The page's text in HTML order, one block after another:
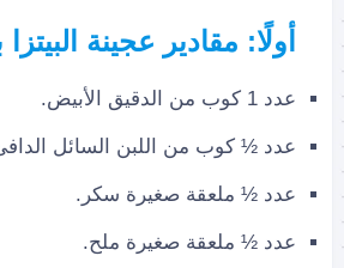
أولًا: مقادير عجينة
عدد 1 كوب من الدقيق الأبيض.
عدد ½ كوب من اللبن السائل
عدد ½ ملعقة صغيرة سكر.
عدد ½ ملعقة صغيرة ملح.